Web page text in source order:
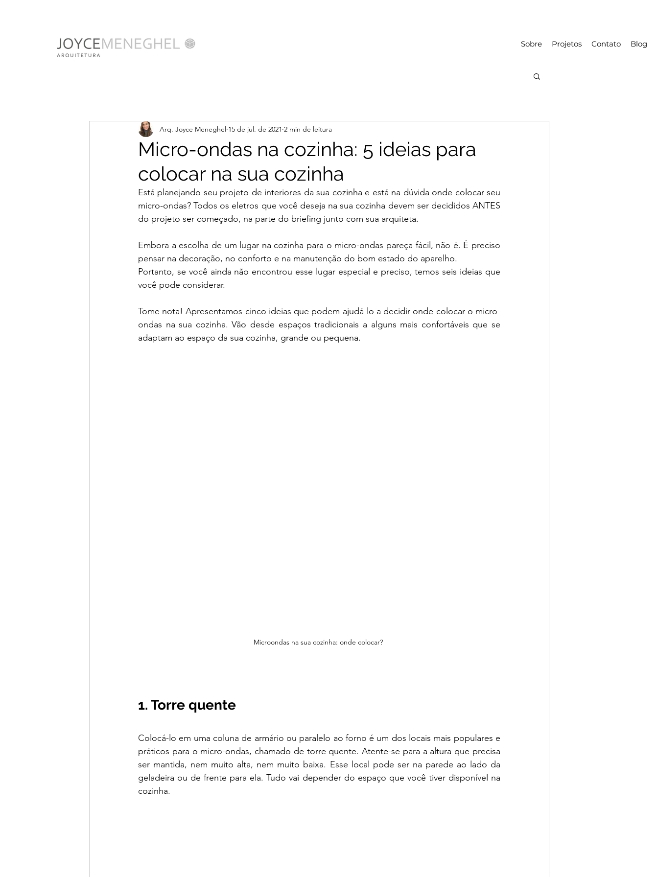
Sobre Projetos Contato Blog
Micro-ondas na cozinha: 5 ideias para
colocar na sua cozinha
Arq. Joyce Meneghel 15 de jul. de 2021 2 min de leitura
Está planejando seu projeto de interiores da sua cozinha e está na dúvida onde colocar seu
micro-ondas? Todos os eletros que você deseja na sua cozinha devem ser decididos ANTES
do projeto ser começado, na parte do briefing junto com sua arquiteta.
Embora a escolha de um lugar na cozinha para o micro-ondas pareça fácil, não é. É preciso
pensar na decoração, no conforto e na manutenção do bom estado do aparelho.
Portanto, se você ainda não encontrou esse lugar especial e preciso, temos seis ideias que
você pode considerar.
Tome nota! Apresentamos cinco ideias que podem ajudá-lo a decidir onde colocar o micro-
ondas na sua cozinha. Vão desde espaços tradicionais a alguns mais confortáveis ​​que se
adaptam ao espaço da sua cozinha, grande ou pequena.
Microondas na sua cozinha: onde colocar?
1. Torre quente
Colocá-lo em uma coluna de armário ou paralelo ao forno é um dos locais mais populares e
práticos para o micro-ondas, chamado de torre quente. Atente-se para a altura que precisa
ser mantida, nem muito alta, nem muito baixa. Esse local pode ser na parede ao lado da
geladeira ou de frente para ela. Tudo vai depender do espaço que você tiver disponível na
cozinha.